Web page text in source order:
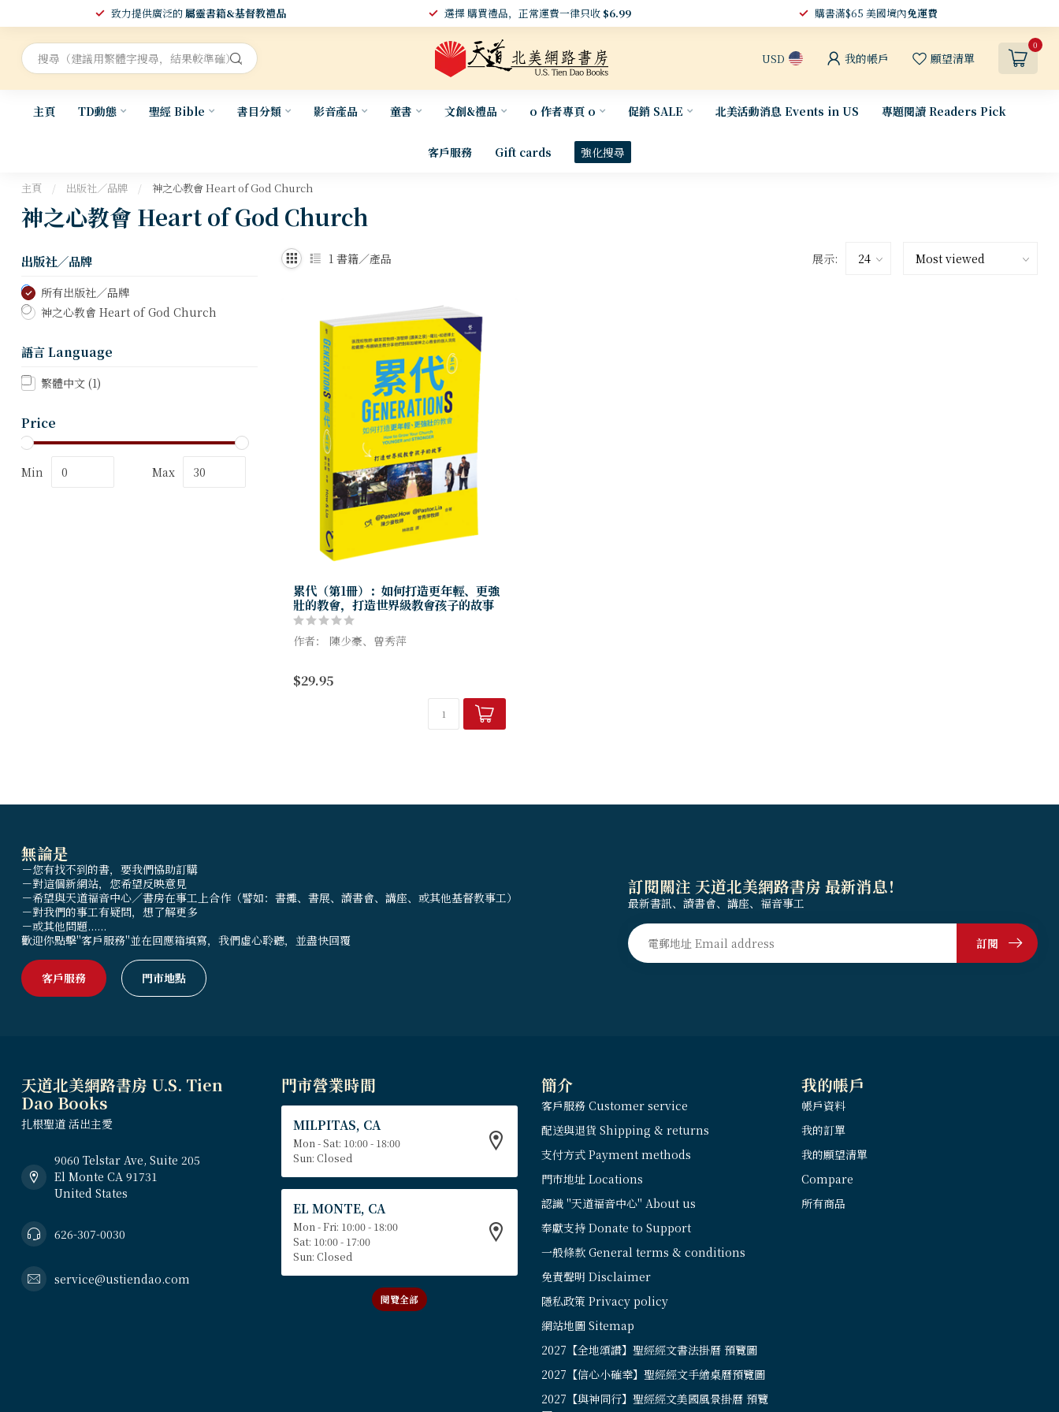
致力提供廣泛的屬靈書籍&基督教禮品 選擇 購買禮品，正常運費一律只收 $6.99 購書滿$65 美國境內免運費
USD 我的帳戶 願望清單
0
主頁 TD動態 聖經 Bible 書目分類 影音產品 童書 文創&禮品 o 作者專頁 o 促銷 SALE 北美活動消息 Events in US 專題閱讀 Readers Pick
客戶服務 Gift cards 強化搜尋
主頁 / 出版社／品牌 / 神之心教會 Heart of God Church
神之心教會 Heart of God Church
出版社／品牌
所有出版社／品牌
神之心教會 Heart of God Church
語言 Language
繁體中文 (1)
Price
Min Max
1 書籍／產品 展示:
累代（第1冊）：如何打造更年輕、更強
壯的教會，打造世界級教會孩子的故事
作者： 陳少豪、曾秀萍
一本轉換思惟、改變心靈的基督教書籍，告
訴你如何在你的教會中興起一代又一代的青
$29.95
無論是
－您有找不到的書，要我們協助訂購
－對這個新網站，您希望反映意見
－希望與天道福音中心／書房在事工上合作（譬如：書攤、書展、讀書會、講座、或其他基督教事工）
－對我們的事工有疑問，想了解更多
－或其他問題......
歡迎你點擊"客戶服務"並在回應箱填寫，我們虛心聆聽，並盡快回覆
客戶服務 門市地點
訂閱關注 天道北美網路書房 最新消息！
最新書訊、讀書會、講座、福音事工
訂閱
天道北美網路書房 U.S. Tien
Dao Books
扎根聖道 活出主愛
9060 Telstar Ave, Suite 205
El Monte CA 91731
United States
626-307-0030
service@ustiendao.com
門市營業時間
MILPITAS, CA
Mon - Sat: 10:00 - 18:00
Sun: Closed
EL MONTE, CA
Mon - Fri: 10:00 - 18:00
Sat: 10:00 - 17:00
Sun: Closed
閱覽全部
簡介
客戶服務 Customer service
配送與退貨 Shipping & returns
支付方式 Payment methods
門市地址 Locations
認識 "天道福音中心" About us
奉獻支持 Donate to Support
一般條款 General terms & conditions
免責聲明 Disclaimer
隱私政策 Privacy policy
網站地圖 Sitemap
2027【全地頌讚】聖經經文書法掛曆 預覽圖
2027【信心小確幸】聖經經文手繪桌曆預覽圖
2027【與神同行】聖經經文美國風景掛曆 預覽
我的帳戶
帳戶資料
我的訂單
我的願望清單
Compare
所有商品